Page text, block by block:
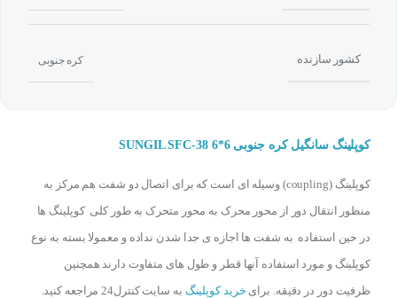
کشور سازنده کره جنوبی
کوپلینگ سانگیل کره جنوبی SUNGIL SFC-38 6*6
کوپلینگ (coupling) وسیله ای است که برای اتصال دو شفت هم مرکز به
منظور انتقال دور از محور محرک به محور متحرک به طور کلی کوپلینگ ها
در حین استفاده به شفت ها اجازه ی جدا شدن نداده و معمولا بسته به نوع
کوپلینگ و مورد استفاده آنها قطر و طول های متفاوت دارند همچنین
ظرفیت دور در دقیقه. برای خرید کوپلینگ به سایت کنترل24 مراجعه کنید.